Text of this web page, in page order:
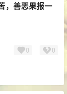
，善恶果报一
0 0